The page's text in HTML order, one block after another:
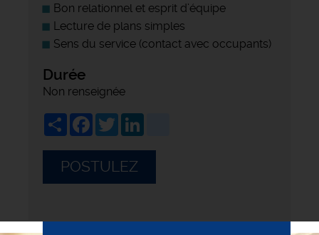
Bon relationnel et esprit d’équipe
Lecture de plans simples
Sens du service (contact avec occupants)
Durée
Non renseignée
ShareFacebook
Twitter
POSTULEZ